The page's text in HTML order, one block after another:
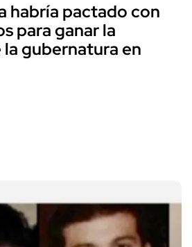
habría pactado con
para ganar la
gubernatura en